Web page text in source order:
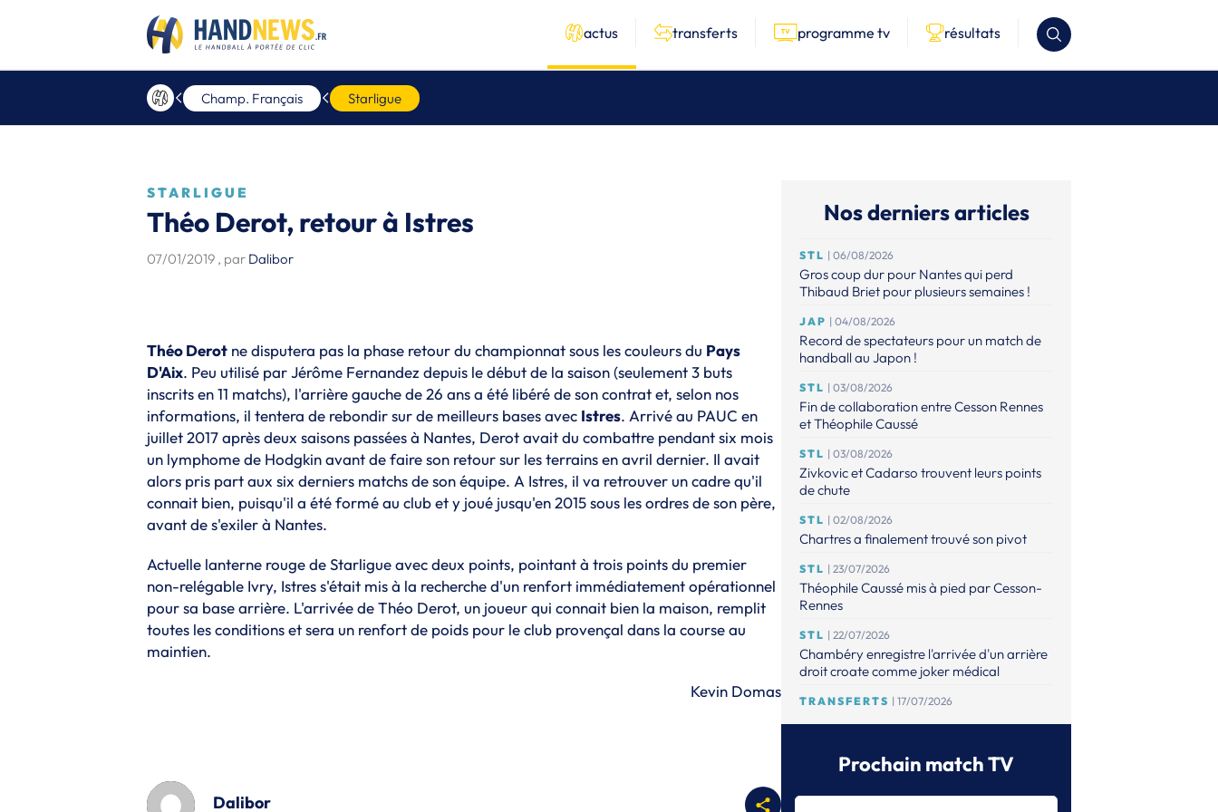
actus transferts programme tv résultats
Champ. Français Starligue
STARLIGUE
Théo Derot, retour à Istres
07/01/2019 , par Dalibor
Théo Derot ne disputera pas la phase retour du championnat sous les couleurs du Pays
D'Aix. Peu utilisé par Jérôme Fernandez depuis le début de la saison (seulement 3 buts
inscrits en 11 matchs), l'arrière gauche de 26 ans a été libéré de son contrat et, selon nos
informations, il tentera de rebondir sur de meilleurs bases avec Istres. Arrivé au PAUC en
juillet 2017 après deux saisons passées à Nantes, Derot avait du combattre pendant six mois
un lymphome de Hodgkin avant de faire son retour sur les terrains en avril dernier. Il avait
alors pris part aux six derniers matchs de son équipe. A Istres, il va retrouver un cadre qu'il
connait bien, puisqu'il a été formé au club et y joué jusqu'en 2015 sous les ordres de son père,
avant de s'exiler à Nantes.
Actuelle lanterne rouge de Starligue avec deux points, pointant à trois points du premier
non-relégable Ivry, Istres s'était mis à la recherche d'un renfort immédiatement opérationnel
pour sa base arrière. L'arrivée de Théo Derot, un joueur qui connait bien la maison, remplit
toutes les conditions et sera un renfort de poids pour le club provençal dans la course au
maintien.
Kevin Domas
Dalibor
Nos derniers articles
STL | 06/08/2026
Gros coup dur pour Nantes qui perd
Thibaud Briet pour plusieurs semaines !
JAP | 04/08/2026
Record de spectateurs pour un match de
handball au Japon !
STL | 03/08/2026
Fin de collaboration entre Cesson Rennes
et Théophile Caussé
STL | 03/08/2026
Zivkovic et Cadarso trouvent leurs points
de chute
STL | 02/08/2026
Chartres a finalement trouvé son pivot
STL | 23/07/2026
Théophile Caussé mis à pied par Cesson-
Rennes
STL | 22/07/2026
Chambéry enregistre l'arrivée d'un arrière
droit croate comme joker médical
TRANSFERTS | 17/07/2026
Le point sur les mises à jour de l'espace
| 16/07/2026
Prochain match TV